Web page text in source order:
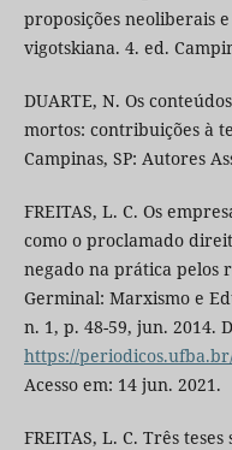
proposições neoliberais
vigotskiana. 4. ed.
DUARTE, N. Os
mortos: contribuições à
Campinas, SP: Autores
FREITAS, L. C. Os
como o proclamado
negado na prática pelos
Germinal: Marxismo e
n. 1, p. 48-59, jun. 2014.
https://
Acesso em: 14 jun. 2021.
FREITAS, L. C. Três